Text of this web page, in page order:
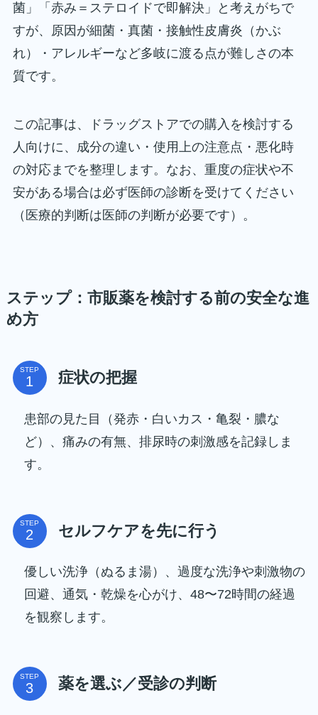
菌」「赤み＝ステロイドで即解決」と考えがちで
すが、原因が細菌・真菌・接触性皮膚炎（かぶ
れ）・アレルギーなど多岐に渡る点が難しさの本
質です。
この記事は、ドラッグストアでの購入を検討する
人向けに、成分の違い・使用上の注意点・悪化時
の対応までを整理します。なお、重度の症状や不
安がある場合は必ず医師の診断を受けてください
（医療的判断は医師の判断が必要です）。
ステップ：市販薬を検討する前の安全な進
め方
STEP 症状の把握
患部の見た目（発赤・白いカス・亀裂・膿な
ど）、痛みの有無、排尿時の刺激感を記録しま
す。
STEP セルフケアを先に行う
優しい洗浄（ぬるま湯）、過度な洗浄や刺激物の
回避、通気・乾燥を心がけ、48〜72時間の経過
を観察します。
STEP 薬を選ぶ／受診の判断